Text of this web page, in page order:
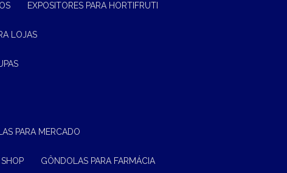
EXPOSITORES PARA HORTIFRUTI
LOJAS
PARA MERCADO
SHOP GÔNDOLAS PARA FARMÁCIA